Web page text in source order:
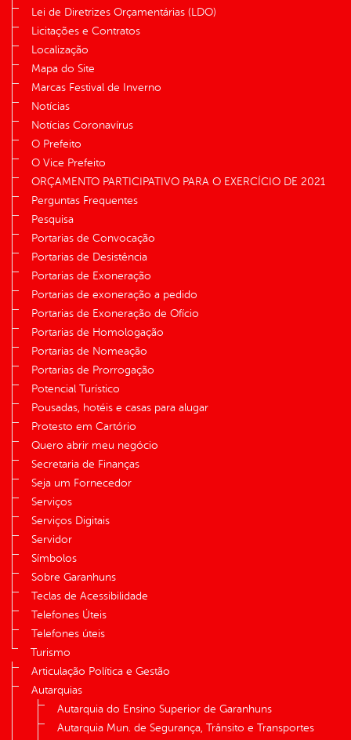
Lei de Diretrizes Orçamentárias (LDO)
Licitações e Contratos
Localização
Mapa do Site
Marcas Festival de Inverno
Notícias
Notícias Coronavírus
O Prefeito
O Vice Prefeito
ORÇAMENTO PARTICIPATIVO PARA O EXERCÍCIO DE 2021
Perguntas Frequentes
Pesquisa
Portarias de Convocação
Portarias de Desistência
Portarias de Exoneração
Portarias de exoneração a pedido
Portarias de Exoneração de Ofício
Portarias de Homologação
Portarias de Nomeação
Portarias de Prorrogação
Potencial Turístico
Pousadas, hotéis e casas para alugar
Protesto em Cartório
Quero abrir meu negócio
Secretaria de Finanças
Seja um Fornecedor
Serviços
Serviços Digitais
Servidor
Símbolos
Sobre Garanhuns
Teclas de Acessibilidade
Telefones Úteis
Telefones úteis
Turismo
Articulação Política e Gestão
Autarquias
Autarquia do Ensino Superior de Garanhuns
Autarquia Mun. de Segurança, Trânsito e Transportes